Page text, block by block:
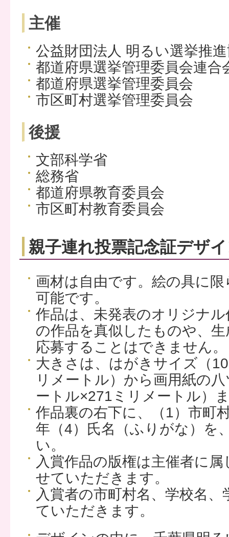
主催
公益財団法人 明るい選挙推
都道府県選挙管理委員会連合
都道府県選挙管理委員会
市区町村選挙管理委員会
後援
文部科学省
総務省
都道府県教育委員会
市区町村教育委員会
親子連れ投票記念証デザ
画材は自由です。絵の具に
可能です。
作品は、未発表のオリジナ
の作品を真似したものや、
応募することはできません。
大きさは、はがきサイズ（
リメートル）から画用紙の
ートル×271ミリメートル）
作品裏の右下に、（1）市町
年（4）氏名（ふりがな）を
い。
入賞作品の版権は主催者に
せていただきます。
入賞者の市町村名、学校名
ていただきます。